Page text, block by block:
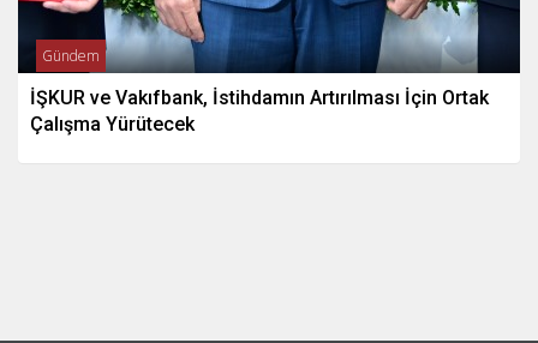
Gündem
İŞKUR ve Vakıfbank, İstihdamın Artırılması İçin Ortak
Çalışma Yürütecek